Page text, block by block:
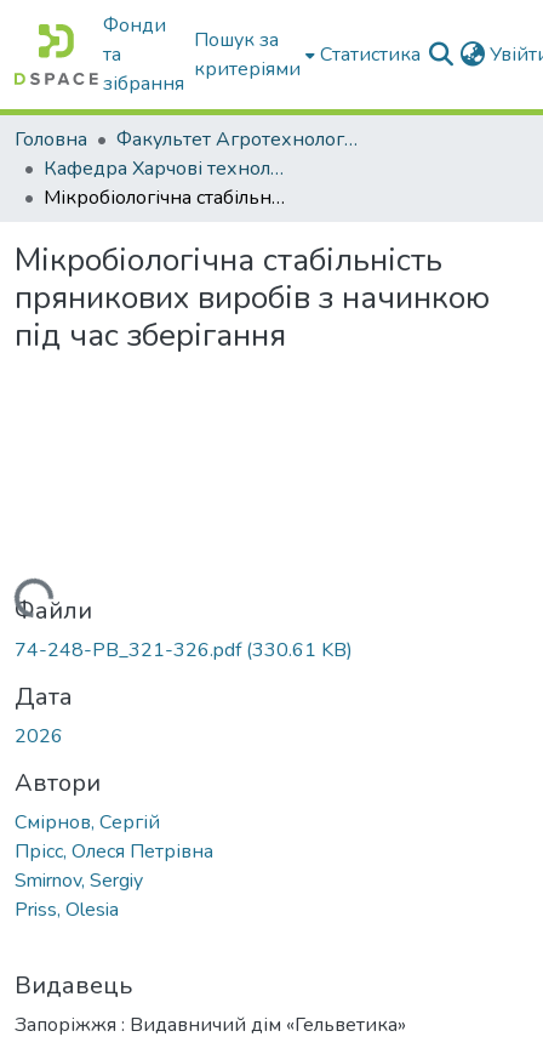
Фонди
та
зібрання
Пошук за
критеріями
Статистика
Головна
Факультет Агротехнологій та екології
Кафедра Харчові технологіі та готельно-ресторанна справа
Мікробіологічна стабільність пряникових виробів з начинкою під час зберігання
Мікробіологічна стабільність
пряникових виробів з начинкою
під час зберігання
Файли
74-248-PB_321-326.pdf(330.61 KB)
Дата
2026
Автори
Смірнов, Сергій
Прісс, Олеся Петрівна
Smirnov, Sergiy
Priss, Olesia
Видавець
Запоріжжя : Видавничий дім «Гельветика»